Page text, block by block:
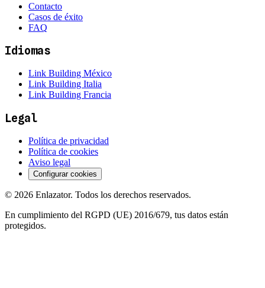
Contacto
Casos de éxito
FAQ
Idiomas
Link Building México
Link Building Italia
Link Building Francia
Legal
Política de privacidad
Política de cookies
Aviso legal
Configurar cookies
© 2026 Enlazator. Todos los derechos reservados.
En cumplimiento del RGPD (UE) 2016/679, tus datos están
protegidos.